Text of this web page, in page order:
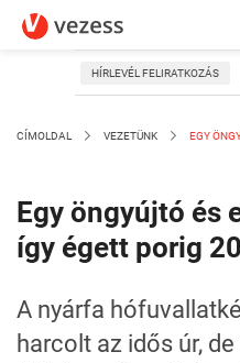
HÍRLEVÉL FELIRATKOZÁS
CÍMOLDAL VEZETÜNK EGY
Egy öngyújtó és
így égett porig
A nyárfa
harcolt az idős úr,